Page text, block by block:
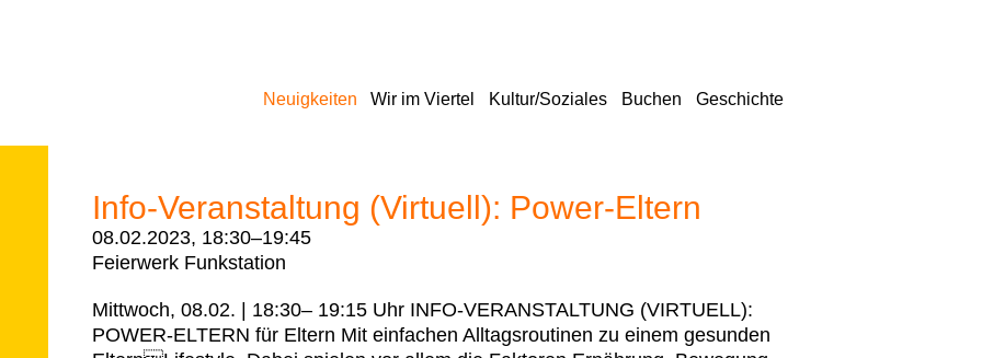
Neuigkeiten Wir im Viertel Kultur/Soziales Buchen Geschichte
Info-Veranstaltung (Virtuell): Power-Eltern
08.02.2023, 18:30–19:45
Feierwerk Funkstation
Mittwoch, 08.02. | 18:30– 19:15 Uhr INFO-VERANSTALTUNG (VIRTUELL):
POWER-ELTERN für Eltern Mit einfachen Alltagsroutinen zu einem gesunden